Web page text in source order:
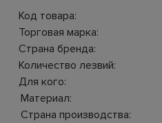
Код товара:
Торговая марка:
Страна бренда:
Количество лезвий:
Для кого:
Материал:
Страна производства: